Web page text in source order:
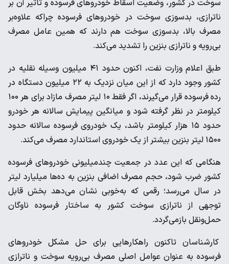
سوخت در کشور، وضعیت اسقاط خودروهای فرسوده و تاثیر آن بر
ناترازی، بدسوزی سوخت در خودروهای فرسوده چراکه علاوه‌بر
مصرف بالا، بدسوزی سوخت هم دارند که همین عامل مصرف
بی‌رویه و ناترازی بنزین را تشدید می‌کند.
طبق اعلام وزارت نفت، اکنون حدود ۴۱ میلیون وسیله نقلیه در
کشور وجود دارد که از این میان نزدیک به ۲۲ میلیون دستگاه در
رده فرسوده قرار می‌گیرند، اگر فقط ۱۰ لیتر مصرف مازاد برای هر ۱۰۰
کیلومتر در نظر گرفته شود و میانگین پیمایش سالانه هر خودرو
حدود ۱۵ هزار کیلومتر باشد، یک خودروی فرسوده سالانه حدود
۱۵۰۰ لیتر بنزین بیشتر از یک خودروی استاندارد مصرف می‌کند.
هنگامی که این عدد در جمعیت چندمیلیونی خودروهای فرسوده
کشور ضرب شود، حجم مصرف اضافی بنزین به ده‌ها میلیارد لیتر
در سال می‌رسد؛ رقمی که به‌خوبی نشان می‌دهد بخش قابل‌
توجهی از ناترازی سوخت کشور به ساختار فرسوده ناوگان
حمل‌ونقل بازمی‌گردد.
کارشناسان تاکنون راهکارهایی برای حل مشکل خودروهای
فرسوده به عنوان عوامل اصلی مصرف بی‌رویه سوخت و ناترازی